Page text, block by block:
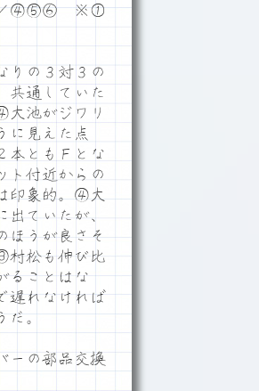
／④⑤⑥ ※①
の３対３の
共通していた
池がジワリ
に見えた点
本ともＦとな
ト付近からの
印象的。④大
出ていたが、
ほうが良さそ
松も伸び比
ることはな
遅れなければ
だ。
ーの部品交換